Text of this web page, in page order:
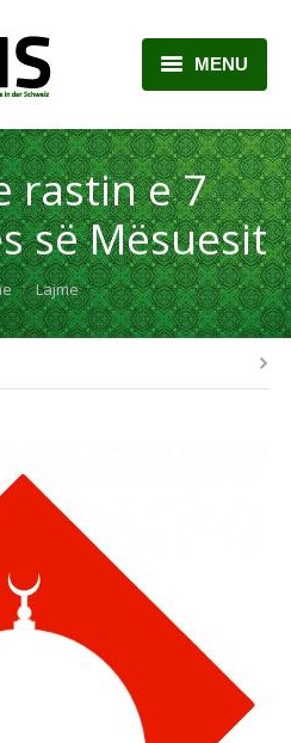
MENU
NESH
rastin e 7
së Mësuesit
Lajme